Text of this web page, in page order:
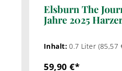
Elsburn The
Jahre 2025
Malt Whisky
Inhalt:0.7 Liter (85,57
59,90 €*